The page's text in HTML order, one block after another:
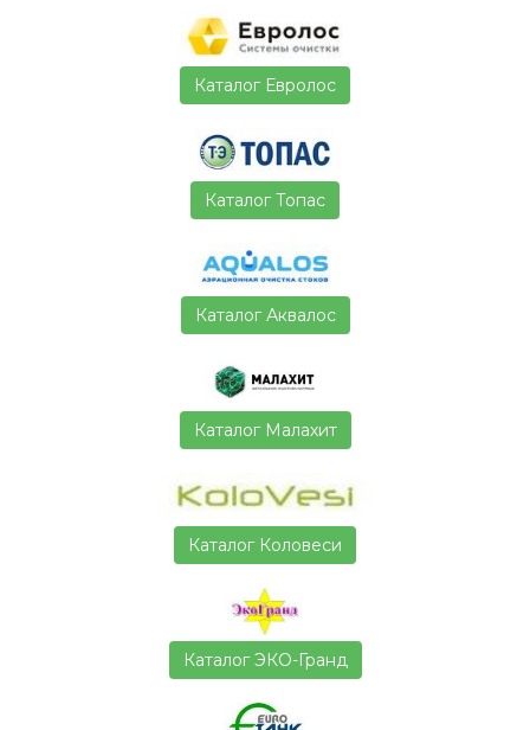
Каталог Евролос
Каталог Топас
Каталог Аквалос
Каталог Малахит
Каталог Коловеси
Каталог ЭКО-Гранд